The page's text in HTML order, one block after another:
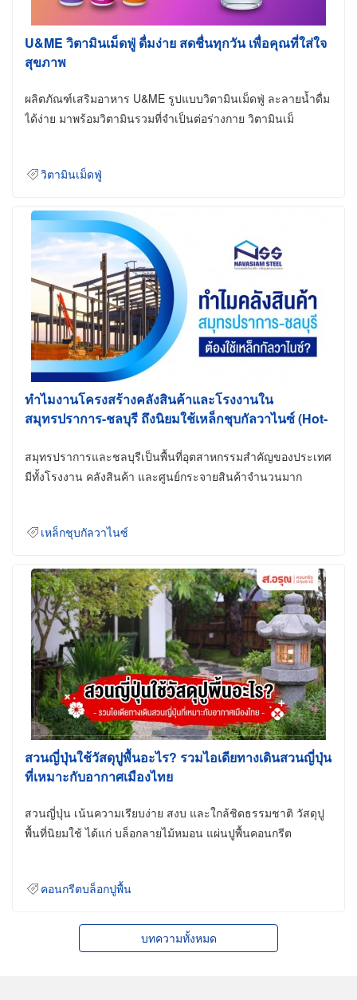
U&ME วิตามินเม็ดฟู่ ดื่มง่าย สดชื่นทุกวัน เพื่อคุณที่ใส่ใจ
สุขภาพ
ผลิตภัณฑ์เสริมอาหาร U&ME รูปแบบวิตามินเม็ดฟู่ ละลายน้ำดื่ม
ได้ง่าย มาพร้อมวิตามินรวมที่จำเป็นต่อร่างกาย วิตามินเม็
วิตามินเม็ดฟู่
ทำไมงานโครงสร้างคลังสินค้าและโรงงานใน
สมุทรปราการ-ชลบุรี ถึงนิยมใช้เหล็กชุบกัลวาไนซ์ (Hot-
สมุทรปราการและชลบุรีเป็นพื้นที่อุตสาหกรรมสำคัญของประเทศ
มีทั้งโรงงาน คลังสินค้า และศูนย์กระจายสินค้าจำนวนมาก
เหล็กชุบกัลวาไนซ์
สวนญี่ปุ่นใช้วัสดุปูพื้นอะไร? รวมไอเดียทางเดินสวนญี่ปุ่น
ที่เหมาะกับอากาศเมืองไทย
สวนญี่ปุ่น เน้นความเรียบง่าย สงบ และใกล้ชิดธรรมชาติ วัสดุปู
พื้นที่นิยมใช้ ได้แก่ บล็อกลายไม้หมอน แผ่นปูพื้นคอนกรีต
คอนกรีตบล็อกปูพื้น
บทความทั้งหมด